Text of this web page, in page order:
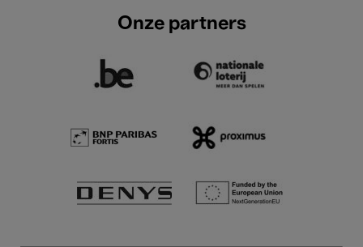
Onze partners